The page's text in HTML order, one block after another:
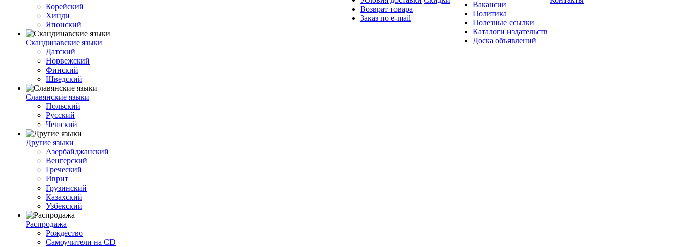
Корейский
Хинди
Японский
Скандинавские языки
Датский
Норвежский
Финский
Шведский
Славянские языки
Польский
Русский
Чешский
Другие языки
Азербайджанский
Венгерский
Греческий
Иврит
Грузинский
Казахский
Узбекский
Распродажа
Рождество
Самоучители на CD
Возврат товара
Заказ по e-mail
Вакансии
Политика
Полезные ссылки
Каталоги издательств
Доска объявлений